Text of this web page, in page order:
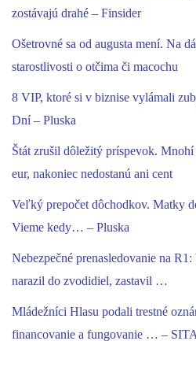
zostávajú drahé – Finsider
Ošetrovné sa od augusta mení. Na
starostlivosti o otčima či macochu
8 VIP, ktoré si v biznise vylámali
Dní – Pluska
Štát zrušil dôležitý príspevok.
eur, nakoniec nedostanú ani cent
Veľký prepočet dôchodkov. Matky
Vieme kedy… – Pluska
Nebezpečné prenasledovanie na
narazil do zvodidiel, zastavil …
Mládežníci Hlasu podali trestné
financovanie a fungovanie … –